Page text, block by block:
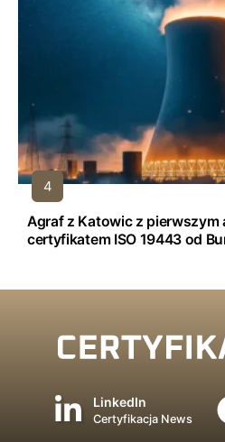
Agraf z Katowic z pierwszym
certyfikatem ISO 19443 od
LinkedIn
Certyfikacja News